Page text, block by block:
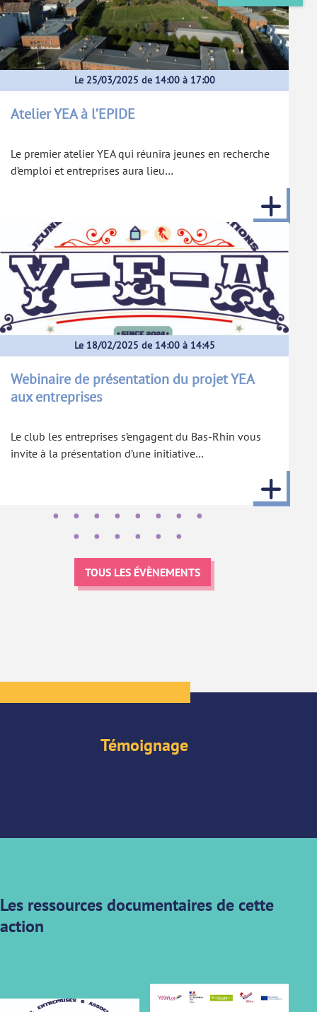
Le 25/03/2025 de 14:00 à 17:00
Atelier YEA à l’EPIDE
Le premier atelier YEA qui réunira jeunes en recherche
d’emploi et entreprises aura lieu…
Le 18/02/2025 de 14:00 à 14:45
Webinaire de présentation du projet YEA
aux entreprises
Le club les entreprises s’engagent du Bas-Rhin vous
invite à la présentation d’une initiative…
TOUS LES ÉVÈNEMENTS
Témoignage
Les ressources documentaires de cette
action